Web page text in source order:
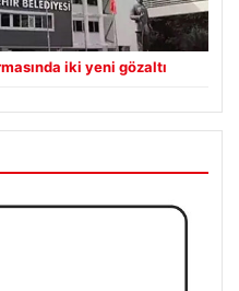
iki yeni gözaltı